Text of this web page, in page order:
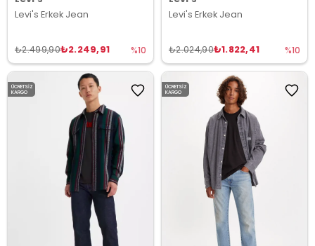
Levi's Erkek Jean
₺2.249,91
₺2.499,90 %10
Levi's Erkek Jean
₺1.822,41
₺2.024,90 %10
ÜCRETSIZ
KARGO
ÜCRETSIZ
KARGO